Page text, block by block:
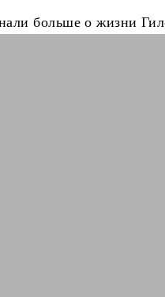
больше о жизни